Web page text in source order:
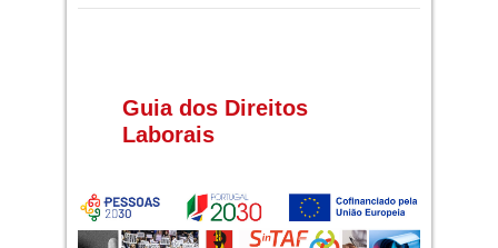
Guia dos Direitos
Laborais